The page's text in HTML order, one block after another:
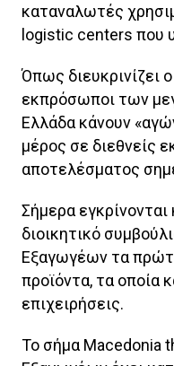
καταναλωτές
logistic centers που
Όπως διευκρινίζει
εκπρόσωποι των
Ελλάδα κάνουν
μέρος σε διεθνείς
αποτελέσματος
Σήμερα
διοικητικό
Εξαγωγέων τα
προϊόντα, τα οποία
επιχειρήσεις.
Το σήμα Macedonia